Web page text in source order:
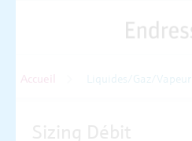
Accueil Liquides/Gaz/Vapeur